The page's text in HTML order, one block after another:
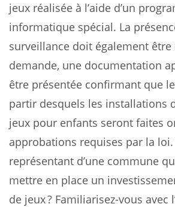
jeux réalisée à l’aide d’un
informatique spécial. La
surveillance doit également être
demande, une documentation
être présentée confirmant que
partir desquels les installations
jeux pour enfants seront faites
approbations requises par la loi.
représentant d’une commune
mettre en place un
de jeux ? Familiarisez-vous avec